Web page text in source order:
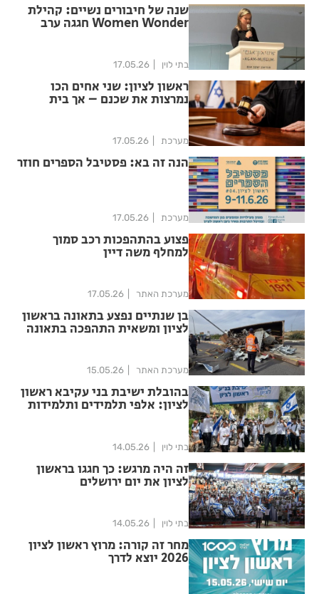
שנה של חיבורים נשיים: קהילת
Women Wonder חגגה ערב
בתי לוין 17.05.26
ראשון לציון: שני אחים הכו
נמרצות את שכנם – אך בית
מערכת 17.05.26
הנה זה בא: פסטיבל הספרים חוזר
מערכת 17.05.26
פצוע בהתהפכות רכב סמוך
למחלף משה דיין
מערכת האתר 17.05.26
בן שנתיים נפצע בתאונה בראשון
לציון ומשאית התהפכה בתאונה
מערכת האתר 15.05.26
בהובלת ישיבת בני עקיבא ראשון
לציון: אלפי תלמידים ותלמידות
בתי לוין 14.05.26
זה היה מרגש: כך חגגו בראשון
לציון את יום ירושלים
בתי לוין 14.05.26
מחר זה קורה: מרוץ ראשון לציון
2026 יוצא לדרך